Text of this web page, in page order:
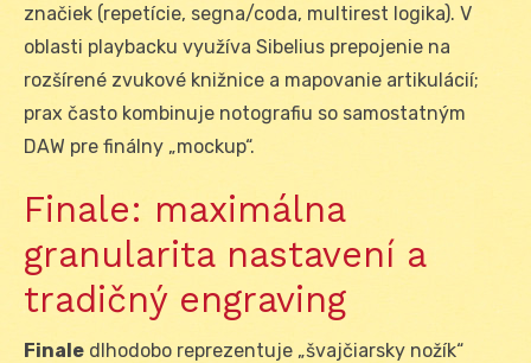
značiek (repetície, segna/coda, multirest logika). V
oblasti playbacku využíva Sibelius prepojenie na
rozšírené zvukové knižnice a mapovanie artikulácií;
prax často kombinuje notografiu so samostatným
DAW pre finálny „mockup“.
Finale: maximálna
granularita nastavení a
tradičný engraving
Finale dlhodobo reprezentuje „švajčiarsky nožík“